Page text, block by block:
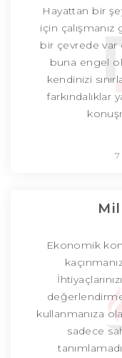
Hayattan bir
için
bir çevrede var
buna engel
kendinizi
farkındalıklar
7
Ekonomik
kullanmanıza
sadece